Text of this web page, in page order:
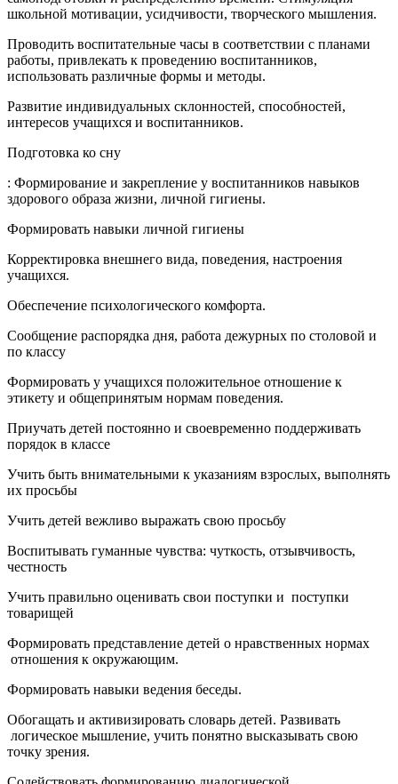
школьной мотивации, усидчивости, творческого мышления.
Проводить воспитательные часы в соответствии с планами
работы, привлекать к проведению воспитанников,
использовать различные формы и методы.
Развитие индивидуальных склонностей, способностей,
интересов учащихся и воспитанников.
Подготовка ко сну
: Формирование и закрепление у воспитанников навыков
здорового образа жизни, личной гигиены.
Формировать навыки личной гигиены
Корректировка внешнего вида, поведения, настроения
учащихся.
Обеспечение психологического комфорта.
Сообщение распорядка дня, работа дежурных по столовой и
по классу
Формировать у учащихся положительное отношение к
этикету и общепринятым нормам поведения.
Приучать детей постоянно и своевременно поддерживать
порядок в классе
Учить быть внимательными к указаниям взрослых, выполнять
их просьбы
Учить детей вежливо выражать свою просьбу
Воспитывать гуманные чувства: чуткость, отзывчивость,
честность
Учить правильно оценивать свои поступки и поступки
товарищей
Формировать представление детей о нравственных нормах
отношения к окружающим.
Формировать навыки ведения беседы.
Обогащать и активизировать словарь детей. Развивать
логическое мышление, учить понятно высказывать свою
точку зрения.